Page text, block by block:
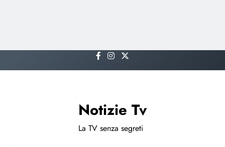
to
Notizie Tv
La TV senza segreti